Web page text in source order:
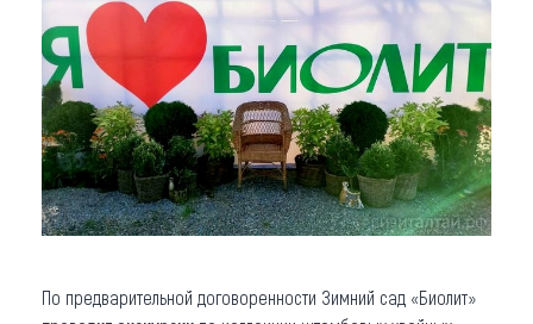
По предварительной договоренности Зимний сад «Биолит»